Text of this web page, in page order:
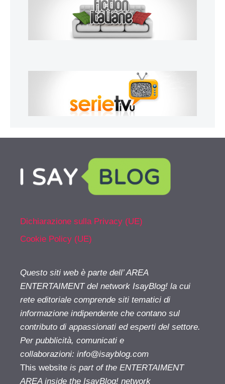
Dichiarazione sulla Privacy (UE)
Cookie Policy (UE)
Questo siti web è parte dell’ AREA
ENTERTAIMENT del network IsayBlog! la cui
rete editoriale comprende siti tematici di
informazione indipendente che contano sul
contributo di appassionati ed esperti del settore.
Per pubblicità, comunicati e
collaborazioni: info@isayblog.com
This website is part of the ENTERTAIMENT
AREA inside the IsayBlog! network